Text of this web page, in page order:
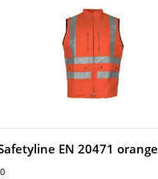
EN 20471 orange